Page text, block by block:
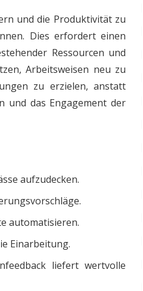
und die Produktivität zu
Dies erfordert einen
Ressourcen und
Arbeitsweisen neu zu
zu erzielen, anstatt
und das Engagement der
aufzudecken.
automatisieren.
Einarbeitung.
liefert wertvolle